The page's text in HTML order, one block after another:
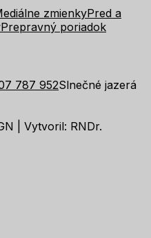
zmienkyPred a
Prepravný poriadok
787 952Slnečné jazerá
| Vytvoril: RNDr.